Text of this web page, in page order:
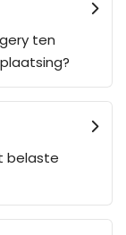
ten
belaste